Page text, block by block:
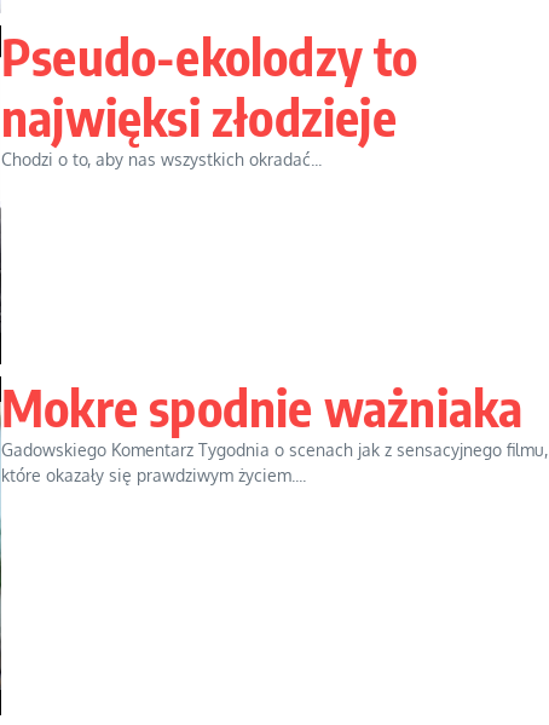
Pseudo-ekolodzy to
najwięksi złodzieje
Chodzi o to, aby nas wszystkich okradać...
Mokre spodnie ważniaka
Gadowskiego Komentarz Tygodnia o scenach jak z sensacyjnego filmu,
które okazały się prawdziwym życiem....